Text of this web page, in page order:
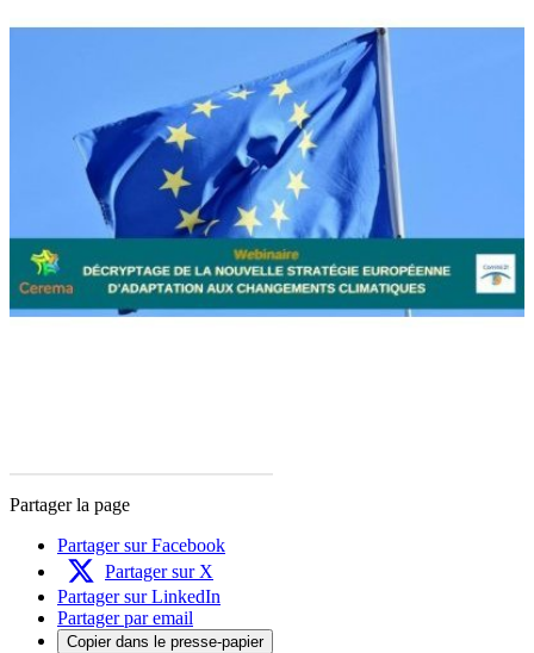
Partager la page
Partager sur Facebook
Partager sur X
Partager sur LinkedIn
Partager par email
Copier dans le presse-papier